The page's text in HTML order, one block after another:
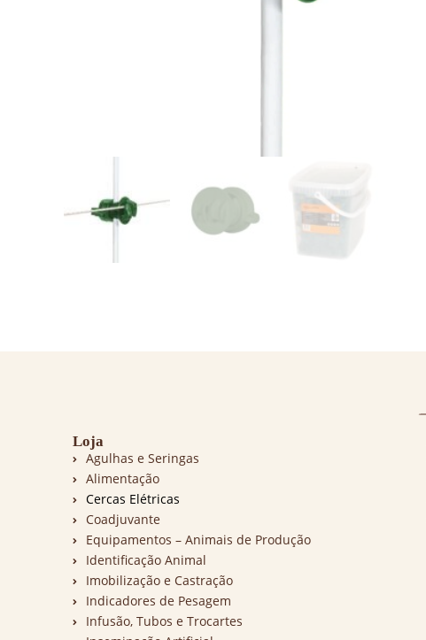
Loja
Agulhas e Seringas
Alimentação
Cercas Elétricas
Coadjuvante
Equipamentos – Animais de Produção
Identificação Animal
Imobilização e Castração
Indicadores de Pesagem
Infusão, Tubos e Trocartes